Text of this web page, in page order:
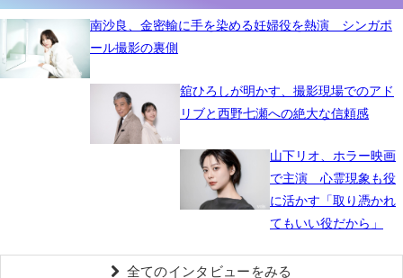
南沙良、金密輸に手を染める妊婦役を熱演 シンガポ
ール撮影の裏側
舘ひろしが明かす、撮影現場でのアド
リブと西野七瀬への絶大な信頼感
山下リオ、ホラー映画
で主演 心霊現象も役
に活かす「取り憑かれ
てもいい役だから」
全てのインタビューをみる